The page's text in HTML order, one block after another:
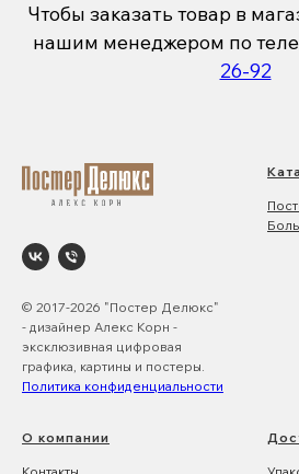
Чтобы заказать товар в
нашим менеджером по
26-92
© 2017-2026 "Постер Делюкс"
- дизайнер Алекс Корн -
эксклюзивная цифровая
графика, картины и постеры.
Политика конфиденциальности
О компании